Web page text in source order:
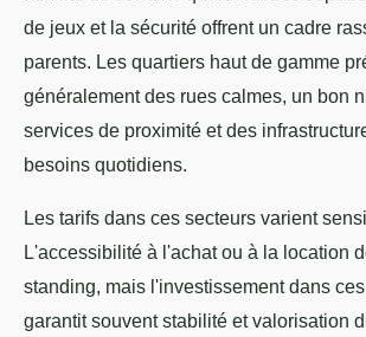
de jeux et la sécurité offrent un cadre
parents. Les quartiers haut de gamme
généralement des rues calmes, un bon
services de proximité et des
besoins quotidiens.
Les tarifs dans ces secteurs varient
L'accessibilité à l'achat ou à la location
standing, mais l'investissement dans
garantit souvent stabilité et valorisation